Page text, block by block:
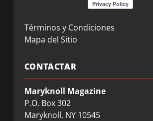
Términos y Condiciones
Mapa del Sitio
CONTACTAR
Maryknoll Magazine
P.O. Box 302
Maryknoll, NY 10545